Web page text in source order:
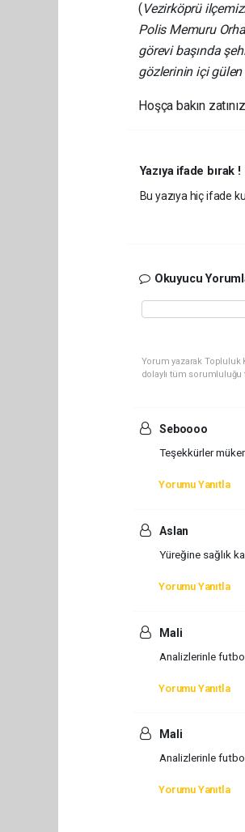
(Vezirköprü
Polis Memuru
görevi başında
gözlerinin içi gülen
Hoşça bakın
Yazıya ifade bırak !
Bu yazıya hiç ifade
Okuyucu
Yorum yazarak Topluluk
dolaylı tüm
Seboooo
Teşekkürler
Yorumu Yanıtla
Aslan
Yüreğine sağlık
Yorumu Yanıtla
Mali
Analizlerinle
Yorumu Yanıtla
Mali
Analizlerinle
Yorumu Yanıtla